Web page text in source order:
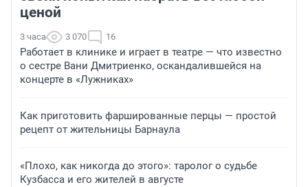
ценой
3 часа 3 070 16
Работает в клинике и играет в театре — что известно
о сестре Вани Дмитриенко, оскандалившейся на
концерте в «Лужниках»
Как приготовить фаршированные перцы — простой
рецепт от жительницы Барнаула
«Плохо, как никогда до этого»: таролог о судьбе
Кузбасса и его жителей в августе